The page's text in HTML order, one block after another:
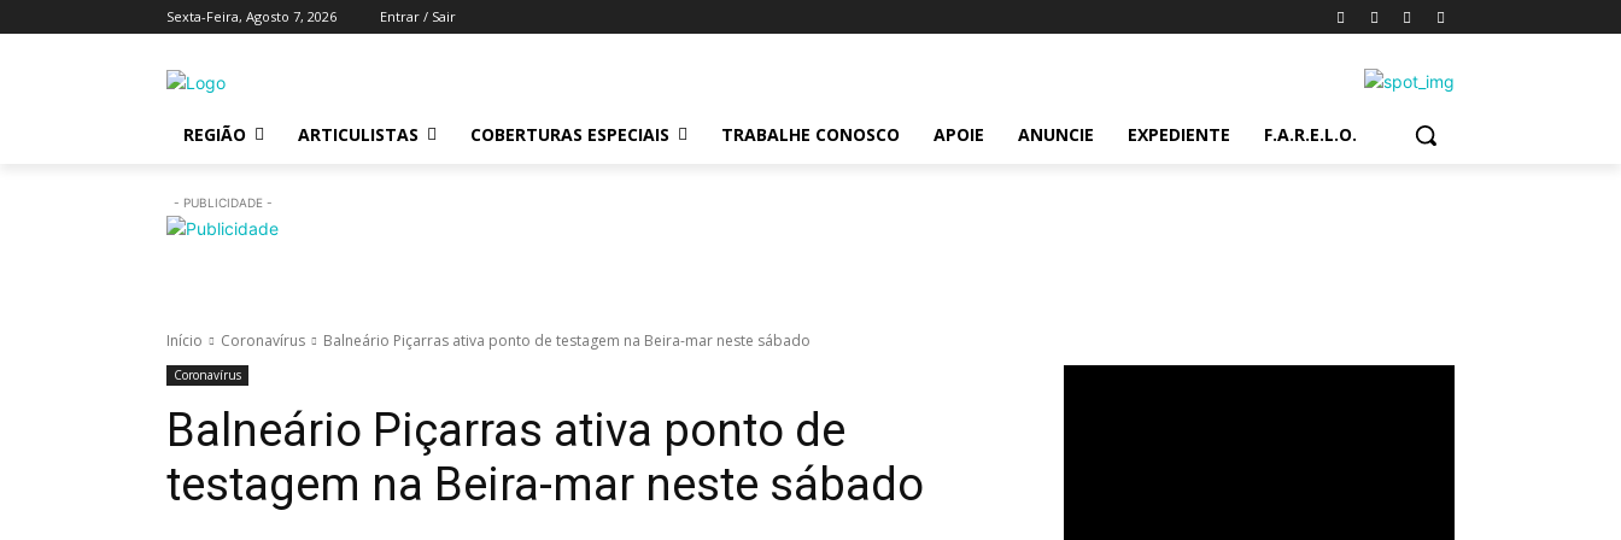
Sexta-Feira, Agosto 7, 2026 Entrar / Sair
REGIÃO ARTICULISTAS COBERTURAS ESPECIAIS TRABALHE CONOSCO APOIE ANUNCIE EXPEDIENTE F.A.R.E.L.O.
- PUBLICIDADE -
Início Coronavírus Balneário Piçarras ativa ponto de testagem na Beira-mar neste sábado
Coronavírus
Balneário Piçarras ativa ponto de
testagem na Beira-mar neste sábado